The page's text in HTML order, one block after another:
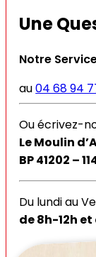
Une
Notre
au04 68 94
Ou écrivez-
Le Moulin
BP 41202 –
Du lundi au
de 8h-12h et